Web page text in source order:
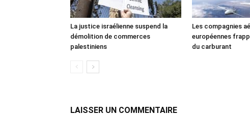
La justice israélienne suspend la
démolition de commerces
palestiniens
Les compagnies
européennes
du carburant
LAISSER UN COMMENTAIRE